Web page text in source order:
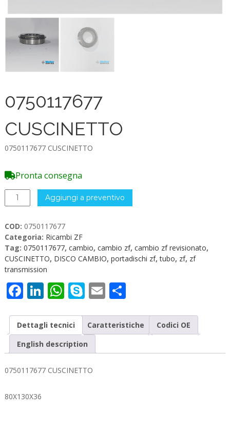
0750117677
CUSCINETTO
0750117677 CUSCINETTO
Pronta consegna
0750117677
CUSCINETTO
Aggiungi a preventivo
COD: 0750117677
Categoria: Ricambi ZF
Tag: 0750117677, cambio, cambio zf, cambio zf revisionato,
CUSCINETTO, DISCO CAMBIO, portadischi zf,tubo, zf, zf
transmission
Facebook
LinkedIn
WhatsApp
Skype
EmailCondividi
Dettagli tecnici Caratteristiche
Codici OE
English description
0750117677 CUSCINETTO
80X130X36